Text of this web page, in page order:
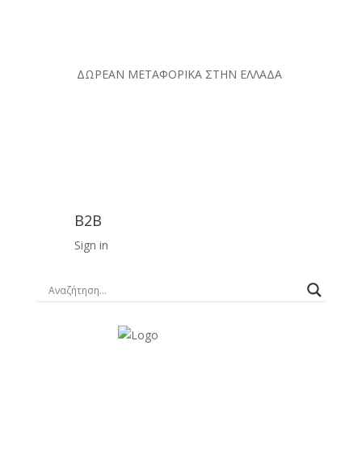
ΔΩΡΕΑΝ ΜΕΤΑΦΟΡΙΚΑ ΣΤΗΝ ΕΛΛΑΔΑ
B2B
Sign in